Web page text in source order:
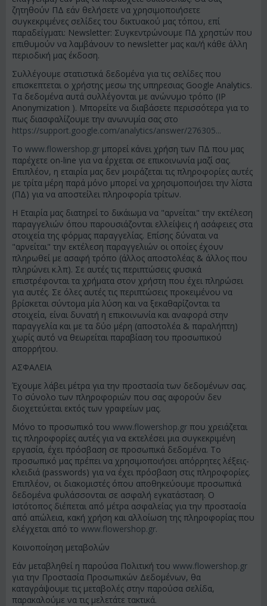
ζητηθούν ΠΔ εάν θελήσετε να χρησιμοποιήσετε
συγκεκριμένες σελίδες του δικτυακού μας τόπου, επί
παραδείγματι: Newsletter: Συγκεντρώνουμε ΠΔ χρηστών που
επιθυμούν να λαμβάνουν το newsletter μας και/ή κάθε άλλη
περιοδική μας έκδοση.
Συλλέγουμε στατιστικά δεδομένα για τις σελίδες που
επισκεπτεται ο χρήστης μεσω της υπηρεσιας Google Analytics.
Τα δεδομένα αυτά συλλέγονται με ανώνυμο τρόπο (IP
Anonymization ). Μπορείτε να διαβάσετε περισσότερα για το
πως διασφαλίζουμε την ανωνυμία σας στο
https://support.google.com/analytics/answer/276305...
To www.flowershop.gr μπορεί κάνει χρήση των ΠΔ που μας
παρέχετε on-line για να έρχεται σε επικοινωνία μαζί σας.
Επιπλέον, η εταιρία μας δεν μοιράζεται τις πληροφορίες αυτές
με τρίτα μέρη παρά μόνο μπορεί να χρησιμοποιήσει την λίστα
(ΠΔ) για να αποστείλει πληροφορία τρίτων.
Η Εταιρία μας διατηρεί το δικάιωμα να "αρνείται" την εκτέλεση
παραγγελιών όπου παρουσιάζονται ελλείψεις ή ασάφειες στα
στοιχεία της φόρμας παραγγελίας. Επίσης δύναται να
"αρνείται" την εκτέλεση παραγγελιών οι οποίες έχουν
πληρωθεί με ασαφή τρόπο (άλλος αποστολέας & άλλος που
πληρώνει κ.λπ). Σε αυτές τις περιπτώσεις φυσικά
επιστρέφονται τα χρήματα στον χρήστη που έχει πληρώσει
για αυτές. Σε όλες αυτές τις περιπτώσεις προκειμένου να
βρίσκεται σύντομα μία λύση και να ξεκαθαρίζονται τα
στοιχεία, είναι δυνατή η επικοινωνία και αναφορά στην
παραγγελία και με τα δύο μέρη (αποστολέα & παραλήπτη)
χωρίς αυτό να θεωρείται παραβίαση του προσωπικού
απορρήτου.
ΑΣΦΑΛΕΙΑ
Έχουμε λάβει μέτρα για την προστασία των δεδομένων σας.
Το σύνολο των πληροφοριών που σας αφορούν δεν
διοχετεύεται εκτός των γραφείων μας.
Μόνο το προσωπικό του www.flowershop.gr που χρειάζεται
τις πληροφορίες αυτές για να εκτελέσει μια συγκεκριμένη
εργασία, έχει πρόσβαση σε προσωπικά δεδομένα. Το
προσωπικό μας πρέπει να χρησιμοποιήσει απόρρητες λέξεις-
κλειδιά (passwords) για να έχει πρόσβαση στις πληροφορίες.
Επιπλέον, οι διακομιστές όπου αποθηκεύουμε προσωπικά
δεδομένα φυλάσσονται σε ασφαλή εγκατάσταση. Ο
Ιστότοπος διέπεται από μέτρα ασφαλείας για την προστασία
από απώλεια, κακή χρήση και αλλοίωση της πληροφορίας που
ελέγχεται από το www.flowershop.gr.
Κοινοποίηση μεταβολών
Εάν μεταβληθεί η παρούσα Πολιτική του www.flowershop.gr
για την Προστασία Προσωπικών Δεδομένων, θα
καταγράψουμε τις μεταβολές στην παρούσα σελίδα,
παρακαλούμε να τις μελετάτε τακτικά.